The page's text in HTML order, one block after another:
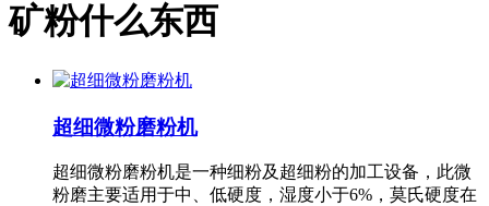
矿粉什么东西
超细微粉磨粉机
超细微粉磨粉机是一种细粉及超细粉的加工设备，此微
粉磨主要适用于中、低硬度，湿度小于6%，莫氏硬度在